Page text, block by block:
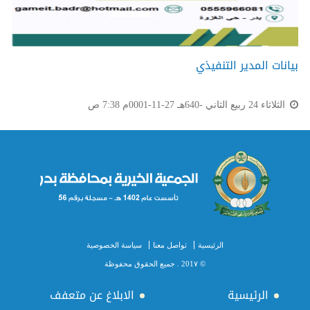
بيانات المدير التنفيذي
الثلاثاء 24 ربيع الثاني -640هـ 27-11-0001م 7:38 ص
الرئيسية تواصل معنا سياسة الخصوصية
© 201٧ . جميع الحقوق محفوظة
الرئيسية
الابلاغ عن متعفف